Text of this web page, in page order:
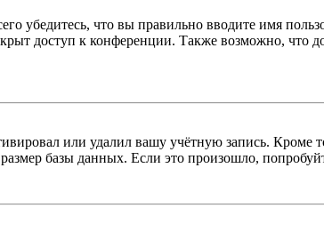
убедитесь, что вы правильно вводите имя
доступ к конференции. Также возможно,
или удалил вашу учётную запись. Кроме
базы данных. Если это произошло,